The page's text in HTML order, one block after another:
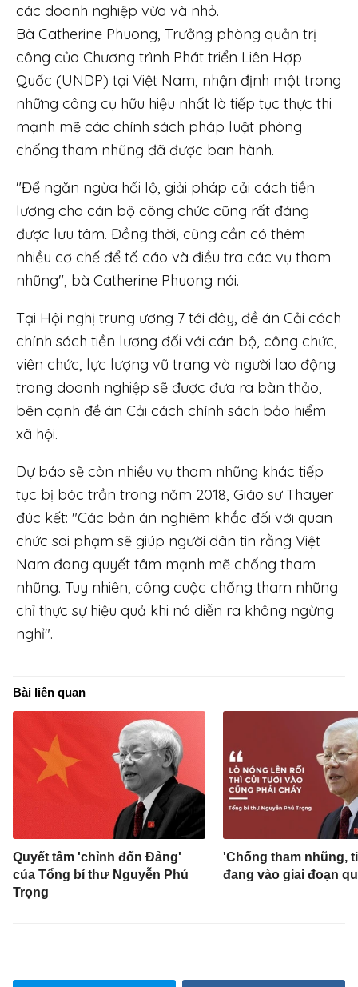
các doanh nghiệp vừa và nhỏ.
Bà Catherine Phuong, Trưởng phòng quản trị
công của Chương trình Phát triển Liên Hợp
Quốc (UNDP) tại Việt Nam, nhận định một trong
những công cụ hữu hiệu nhất là tiếp tục thực thi
mạnh mẽ các chính sách pháp luật phòng
chống tham nhũng đã được ban hành.
"Để ngăn ngừa hối lộ, giải pháp cải cách tiền
lương cho cán bộ công chức cũng rất đáng
được lưu tâm. Đồng thời, cũng cần có thêm
nhiều cơ chế để tố cáo và điều tra các vụ tham
nhũng", bà Catherine Phuong nói.
Tại Hội nghị trung ương 7 tới đây, đề án Cải cách
chính sách tiền lương đối với cán bộ, công chức,
viên chức, lực lượng vũ trang và người lao động
trong doanh nghiệp sẽ được đưa ra bàn thảo,
bên cạnh đề án Cải cách chính sách bảo hiểm
xã hội.
Dự báo sẽ còn nhiều vụ tham nhũng khác tiếp
tục bị bóc trần trong năm 2018, Giáo sư Thayer
đúc kết: "Các bản án nghiêm khắc đối với quan
chức sai phạm sẽ giúp người dân tin rằng Việt
Nam đang quyết tâm mạnh mẽ chống tham
nhũng. Tuy nhiên, công cuộc chống tham nhũng
chỉ thực sự hiệu quả khi nó diễn ra không ngừng
nghỉ".
Bài liên quan
Quyết tâm 'chỉnh đốn Đảng'
của Tổng bí thư Nguyễn Phú
Trọng
'Chống tham nhũng,
đang vào giai đoạn